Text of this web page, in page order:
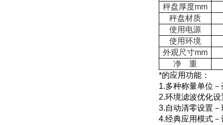
秤盘厚度mm
秤盘材质
使用电源
使用环境
外观尺寸mm
净 重
*的应用功能：
1.多种称量单位
2.环境滤波优化
3.自动清零设置
4.经典应用模式